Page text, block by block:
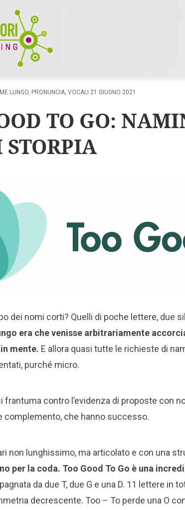
LUNGO, PRONUNCIA, VOCALI 21 GIUGNO 2021
TO GO:
STORPIA
dei nomi corti? Quelli di poche lettere, due
era che venisse arbitrariamente
mente. E allora quasi tutte le richieste di
purché micro.
frantuma contro l’evidenza di proposte con
complemento, che hanno successo.
non lunghissimo, ma articolato e con una
per la coda. Too Good To Go è una
da due T, due G e una D. 11 lettere in
decrescente. Too – To perde una O